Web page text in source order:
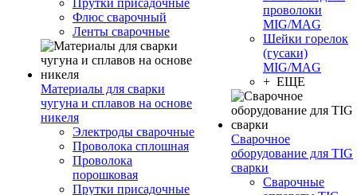
Прутки присадочные
Флюс сварочный
Ленты сварочные
Материалы для сварки
чугуна и сплавов на основе
никеля
Электроды сварочные
Проволока сплошная
Проволока
порошковая
Прутки присадочные
проволоки
MIG/MAG
Шейки горелок
(гусаки)
MIG/MAG
+ ЕЩЕ
Сварочное
оборудование для TIG
сварки
Сварочные